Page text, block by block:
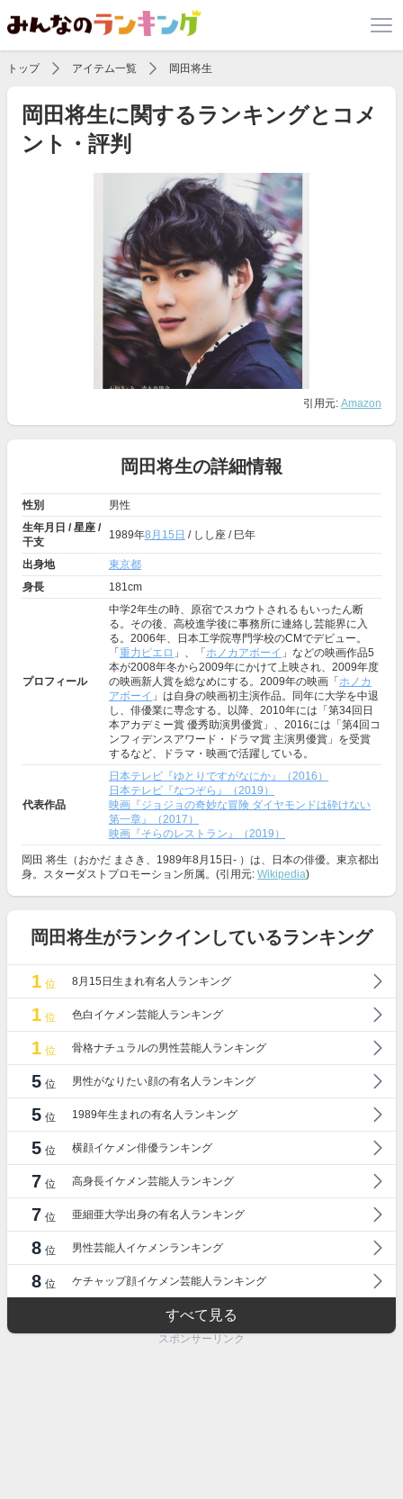
トップ アイテム一覧 岡田将生
岡田将生に関するランキングとコメ
ント・評判
引用元: Amazon
岡田将生の詳細情報
性別
男性
生年月日 / 星座 /
干支
1989年8月15日 / しし座 / 巳年
出身地
東京都
身長
181cm
プロフィール
中学2年生の時、原宿でスカウトされるもいったん断
る。その後、高校進学後に事務所に連絡し芸能界に入
る。2006年、日本工学院専門学校のCMでデビュー。
「 重力ピエロ 」、「 ホノカアボーイ 」などの映画作品5
本が2008年冬から2009年にかけて上映され、2009年度
の映画新人賞を総なめにする。2009年の映画「 ホノカ
アボーイ 」は自身の映画初主演作品。同年に大学を中退
し、俳優業に専念する。以降、2010年には「第34回日
本アカデミー賞 優秀助演男優賞」、2016には「第4回コ
ンフィデンスアワード・ドラマ賞 主演男優賞」を受賞
するなど、ドラマ・映画で活躍している。
代表作品
日本テレビ『ゆとりですがなにか』（2016）
日本テレビ『なつぞら』（2019）
映画『ジョジョの奇妙な冒険 ダイヤモンドは砕けない
第一章』（2017）
映画『そらのレストラン』（2019）
岡田 将生（おかだ まさき、1989年8月15日- ）は、日本の俳優。東京都出
身。スターダストプロモーション所属。(引用元: Wikipedia)
岡田将生がランクインしているランキング
1 位 8月15日生まれ有名人ランキング
1 位 色白イケメン芸能人ランキング
1 位 骨格ナチュラルの男性芸能人ランキング
5 位 男性がなりたい顔の有名人ランキング
5 位 1989年生まれの有名人ランキング
5 位 横顔イケメン俳優ランキング
7 位 高身長イケメン芸能人ランキング
7 位 亜細亜大学出身の有名人ランキング
8 位 男性芸能人イケメンランキング
8 位 ケチャップ顔イケメン芸能人ランキング
すべて見る
スポンサーリンク